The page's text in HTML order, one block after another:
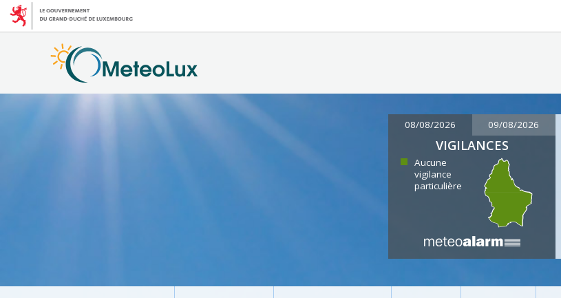
08/08/2026 09/08/2026
VIGILANCES
Aucune
vigilance
particulière